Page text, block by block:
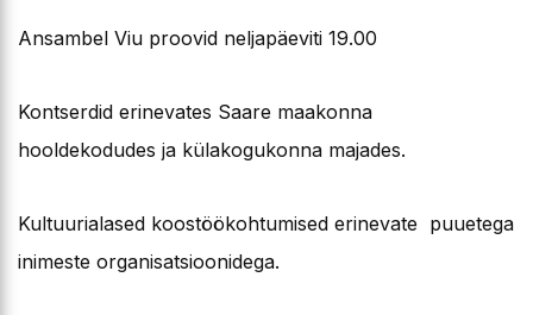
Ansambel Viu proovid neljapäeviti 19.00
Kontserdid erinevates Saare maakonna
hooldekodudes ja külakogukonna majades.
Kultuurialased koostöökohtumised erinevate puuetega
inimeste organisatsioonidega.